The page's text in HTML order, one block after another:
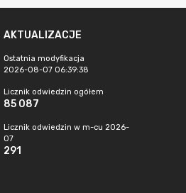
AKTUALIZACJE
Ostatnia modyfikacja
2026-08-07 06:39:38
Licznik odwiedzin ogółem
85 087
Licznik odwiedzin w m-cu 2026-
07
291